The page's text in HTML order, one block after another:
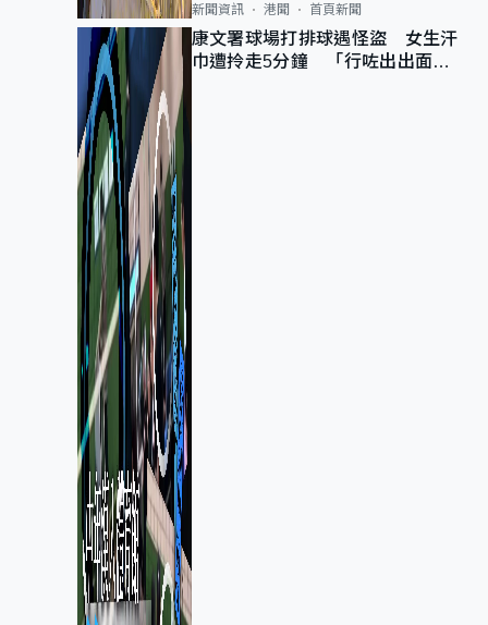
新聞資訊 港聞 首頁新聞
康文署球場打排球遇怪盜 女生汗
巾遭拎走5分鐘 「行咗出出面唔